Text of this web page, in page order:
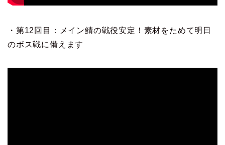
・第12回目：メイン鯖の戦役安定！素材をためて明日
のボス戦に備えます